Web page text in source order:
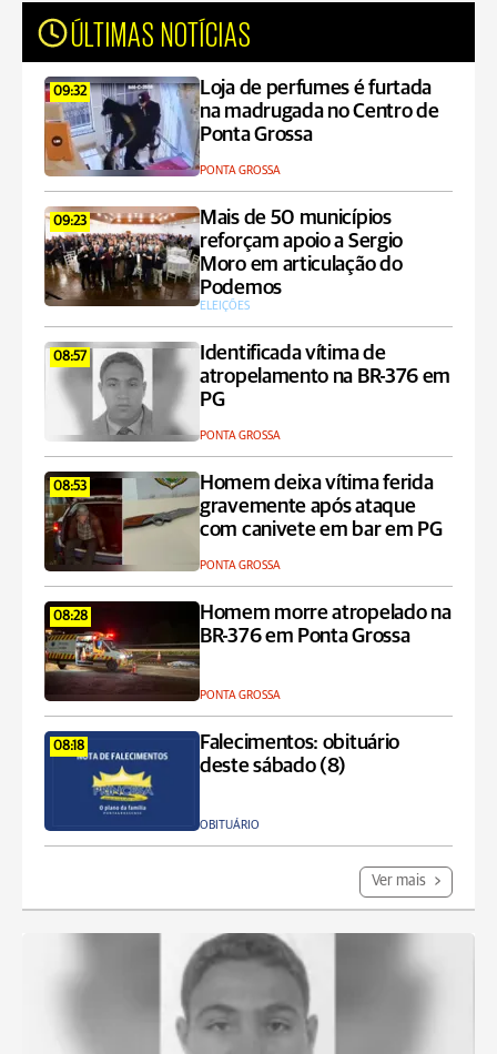
ÚLTIMAS NOTÍCIAS
09:32
Loja de perfumes é furtada
na madrugada no Centro de
Ponta Grossa
PONTA GROSSA
09:23
Mais de 50 municípios
reforçam apoio a Sergio
Moro em articulação do
Podemos
ELEIÇÕES
08:57
Identificada vítima de
atropelamento na BR-376 em
PG
PONTA GROSSA
08:53
Homem deixa vítima ferida
gravemente após ataque
com canivete em bar em PG
PONTA GROSSA
08:28
Homem morre atropelado na
BR-376 em Ponta Grossa
PONTA GROSSA
08:18
Falecimentos: obituário
deste sábado (8)
OBITUÁRIO
Ver mais